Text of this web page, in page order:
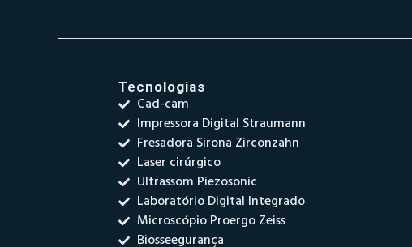
Tecnologias
Cad-cam
Impressora Digital Straumann
Fresadora Sirona Zirconzahn
Laser cirúrgico
Ultrassom Piezosonic
Laboratório Digital Integrado
Microscópio Proergo Zeiss
Biosseegurança